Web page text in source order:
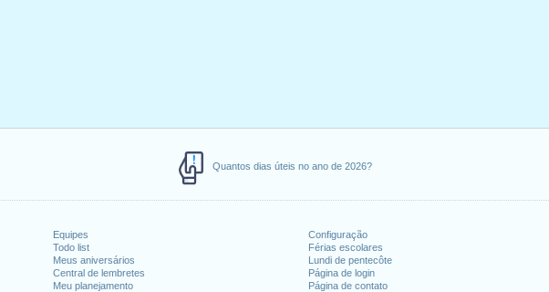
Quantos dias úteis no ano de 2026?
Equipes
Todo list
Meus aniversários
Central de lembretes
Meu planejamento
Configuração
Férias escolares
Lundi de pentecôte
Página de login
Página de contato